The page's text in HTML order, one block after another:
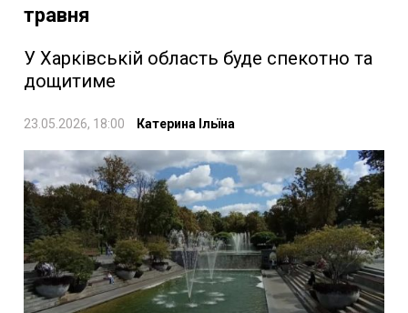
травня
У Харківській область буде спекотно та
дощитиме
23.05.2026, 18:00 Катерина Ільїна